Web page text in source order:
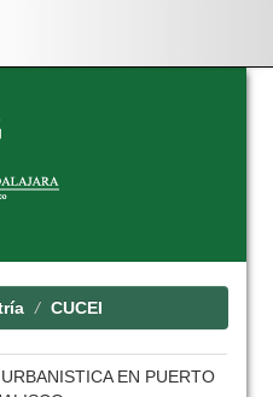
CUCEI
EN PUERTO